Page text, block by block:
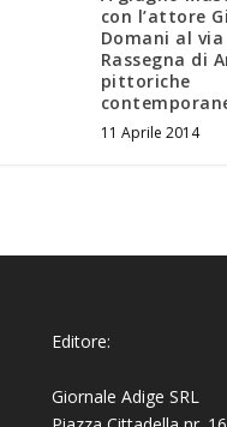
con l’attore
Domani al via
Rassegna di
pittoriche
11 Aprile 2014
Editore:
Giornale Adige SRL